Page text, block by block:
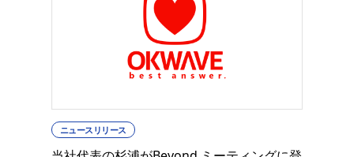
ニュースリリース